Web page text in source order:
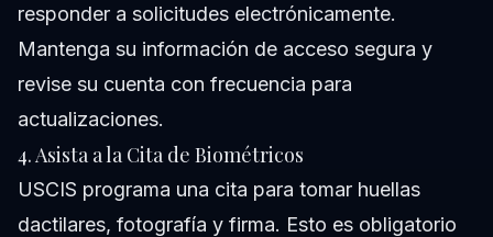
responder a solicitudes electrónicamente.
Mantenga su información de acceso segura y
revise su cuenta con frecuencia para
actualizaciones.
4. Asista a la Cita de Biométricos
USCIS programa una cita para tomar huellas
dactilares, fotografía y firma. Esto es obligatorio